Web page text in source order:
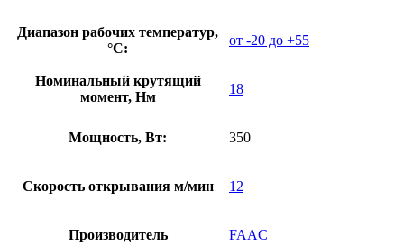
Диапазон рабочих температур,
°С:
от -20 до +55
Номинальный крутящий
момент, Нм
18
Мощность, Вт: 350
Скорость открывания м/мин 12
Производитель FAAC